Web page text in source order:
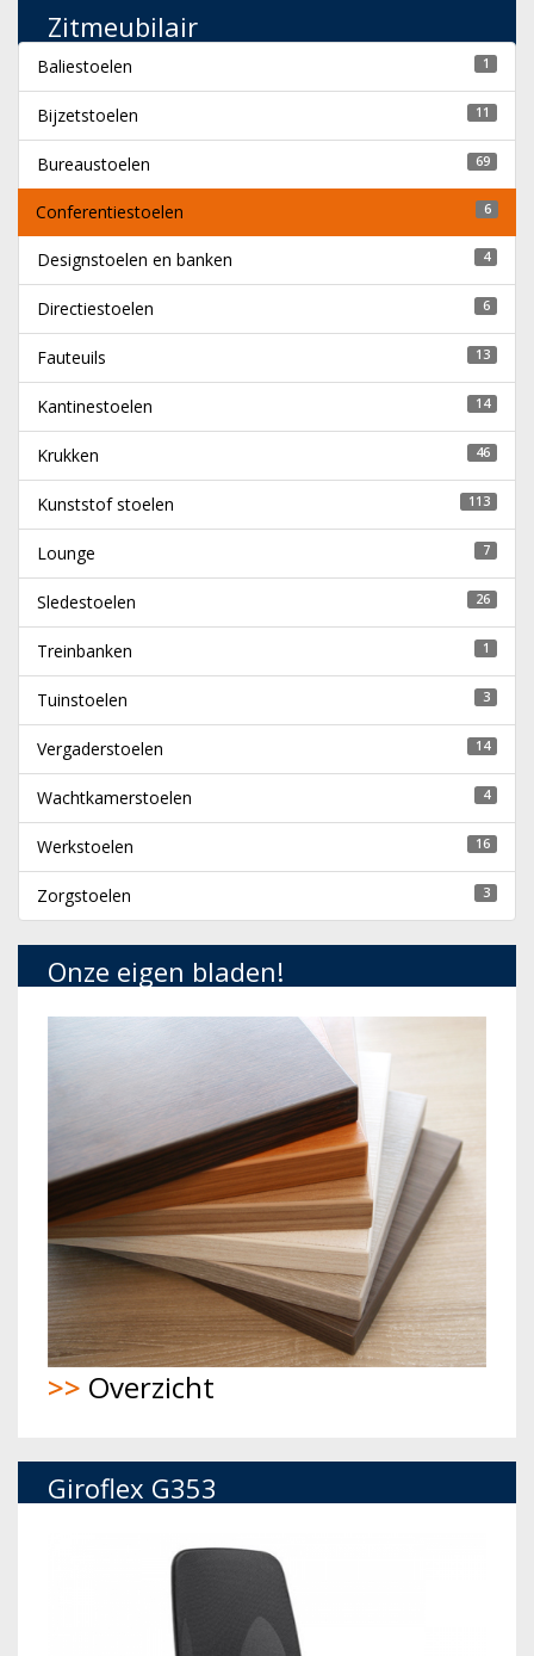
Zitmeubilair
Baliestoelen 1
Bijzetstoelen 11
Bureaustoelen 69
Conferentiestoelen 6
Designstoelen en banken 4
Directiestoelen 6
Fauteuils 13
Kantinestoelen 14
Krukken 46
Kunststof stoelen 113
Lounge 7
Sledestoelen 26
Treinbanken 1
Tuinstoelen 3
Vergaderstoelen 14
Wachtkamerstoelen 4
Werkstoelen 16
Zorgstoelen 3
Onze eigen bladen!
>> Overzicht
Giroflex G353